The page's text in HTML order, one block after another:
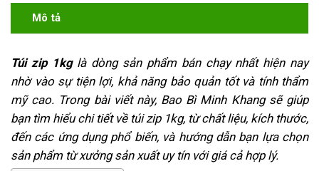
Mô tả
Túi zip 1kglà dòng sản phẩm bán chạy nhất hiện nay
nhờ vào sự tiện lợi, khả năng bảo quản tốt và tính thẩm
mỹ cao. Trong bài viết này, Bao Bì Minh Khang sẽ giúp
bạn tìm hiểu chi tiết về túi zip 1kg, từ chất liệu, kích thước,
đến các ứng dụng phổ biến, và hướng dẫn bạn lựa chọn
sản phẩm từ xưởng sản xuất uy tín với giá cả hợp lý.